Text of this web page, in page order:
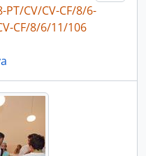
PT/CV/CV-CF/8/6-
CF/8/6/11/106